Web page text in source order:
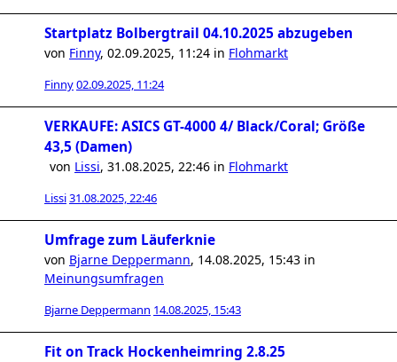
Startplatz Bolbergtrail 04.10.2025 abzugeben
von Finny, 02.09.2025, 11:24 in Flohmarkt
Finny02.09.2025, 11:24
VERKAUFE: ASICS GT-4000 4/ Black/Coral; Größe
43,5 (Damen)
von Lissi, 31.08.2025, 22:46 in Flohmarkt
Lissi31.08.2025, 22:46
Umfrage zum Läuferknie
von Bjarne Deppermann, 14.08.2025, 15:43 in
Meinungsumfragen
Bjarne Deppermann 14.08.2025, 15:43
Fit on Track Hockenheimring 2.8.25